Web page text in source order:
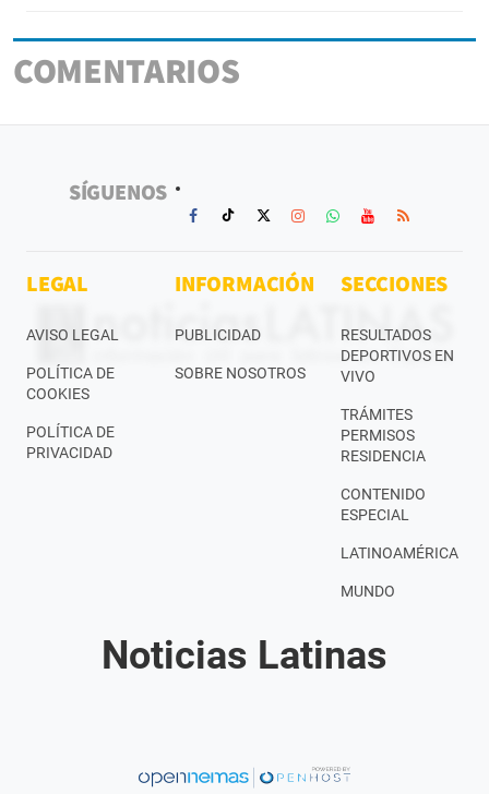
COMENTARIOS
SÍGUENOS
LEGAL
AVISO LEGAL
POLÍTICA DE
COOKIES
POLÍTICA DE
PRIVACIDAD
INFORMACIÓN
PUBLICIDAD
SOBRE NOSOTROS
SECCIONES
RESULTADOS
DEPORTIVOS EN
VIVO
TRÁMITES
PERMISOS
RESIDENCIA
CONTENIDO
ESPECIAL
LATINOAMÉRICA
MUNDO
Noticias Latinas